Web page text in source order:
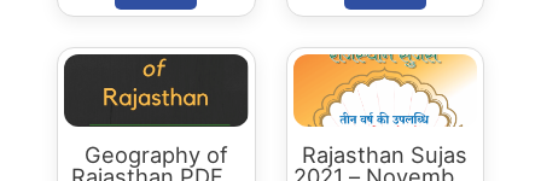
Geography of
Rajasthan Sujas